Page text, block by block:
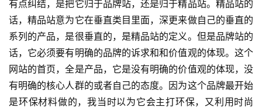
有点纠结，是把它归于品牌站，还是归于精品站。精品站的
话，精品站意为它在垂直类目里面，深更来做自己的垂直的
系列的产品，是很垂直的，是精品站的定义。但是品牌站的
话，它必须要有明确的品牌的诉求和和价值观的体现。这个
网站的首页，全是产品，它是没有明确的价值观的体现，没
有明确的核心人群的或者自己的态度。因为这个品牌最开始
是环保材料做的，我当时以为它会主打环保，又利用时尚